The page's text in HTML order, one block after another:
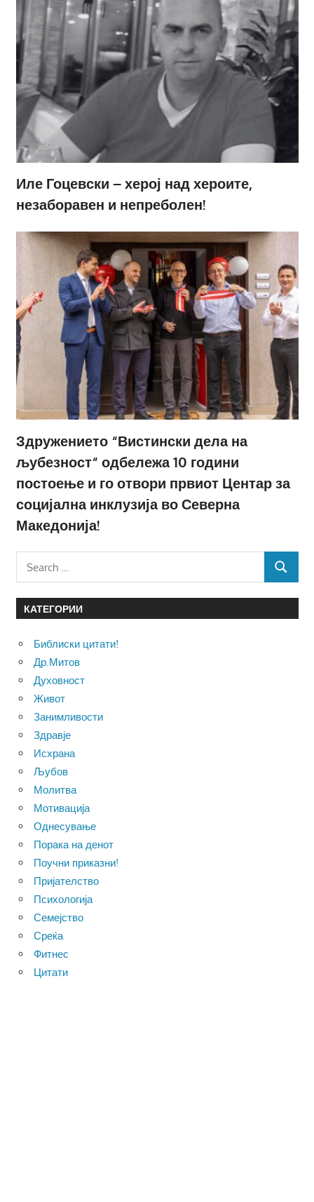
Иле Гоцевски – херој над хероите,
незаборавен и непреболен!
Здружението “Вистински дела на
љубезност“ одбележа 10 години
постоење и го отвори првиот Центар за
социјална инклузија во Северна
Македонија!
SEARCH
КАТЕГОРИИ
Библиски цитати!
Др.Митов
Духовност
Живот
Занимливости
Здравје
Исхрана
Љубов
Молитва
Мотивација
Однесување
Порака на денот
Поучни приказни!
Пријателство
Психологија
Семејство
Среќа
Фитнес
Цитати